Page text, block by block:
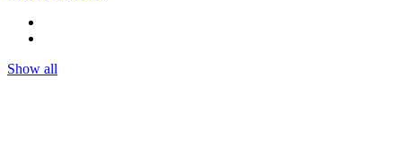
Show all